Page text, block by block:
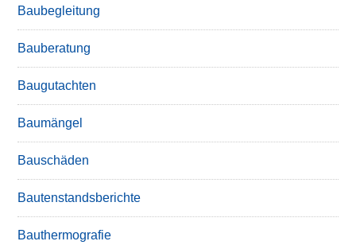
Baubegleitung
Bauberatung
Baugutachten
Baumängel
Bauschäden
Bautenstandsberichte
Bauthermografie